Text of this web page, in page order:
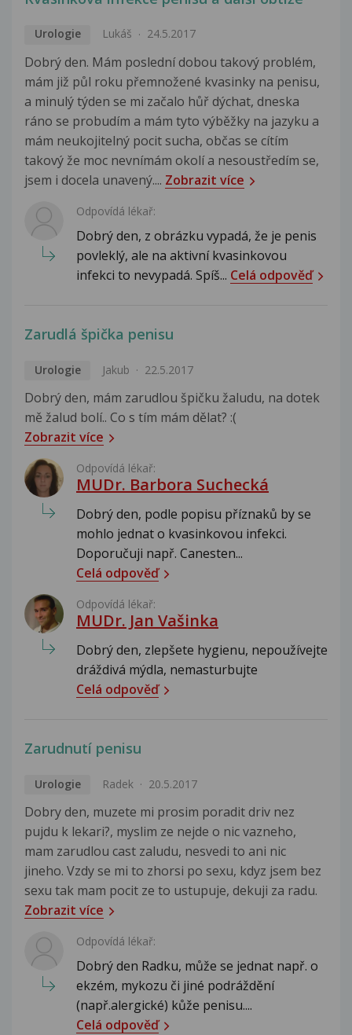
Urologie Lukáš 24.5.2017
Dobrý den. Mám poslední dobou takový problém,
mám již půl roku přemnožené kvasinky na penisu,
a minulý týden se mi začalo hůř dýchat, dneska
ráno se probudím a mám tyto výběžky na jazyku a
mám neukojitelný pocit sucha, občas se cítím
takový že moc nevnímám okolí a nesoustředím se,
jsem i docela unavený.... Zobrazit více
Odpovídá lékař:
Dobrý den, z obrázku vypadá, že je penis
povleklý, ale na aktivní kvasinkovou
infekci to nevypadá. Spíš... Celá odpověď
Zarudlá špička penisu
Urologie Jakub 22.5.2017
Dobrý den, mám zarudlou špičku žaludu, na dotek
mě žalud bolí.. Co s tím mám dělat? :(
Zobrazit více
Odpovídá lékař:
MUDr. Barbora Suchecká
Dobrý den, podle popisu příznaků by se
mohlo jednat o kvasinkovou infekci.
Doporučuji např. Canesten...
Celá odpověď
Odpovídá lékař:
MUDr. Jan Vašinka
Dobrý den, zlepšete hygienu, nepoužívejte
dráždivá mýdla, nemasturbujte
Celá odpověď
Zarudnutí penisu
Urologie Radek 20.5.2017
Dobry den, muzete mi prosim poradit driv nez
pujdu k lekari?, myslim ze nejde o nic vazneho,
mam zarudlou cast zaludu, nesvedi to ani nic
jineho. Vzdy se mi to zhorsi po sexu, kdyz jsem bez
sexu tak mam pocit ze to ustupuje, dekuji za radu.
Zobrazit více
Odpovídá lékař:
Dobrý den Radku, může se jednat např. o
ekzém, mykozu či jiné podráždění
(např.alergické) kůže penisu....
Celá odpověď